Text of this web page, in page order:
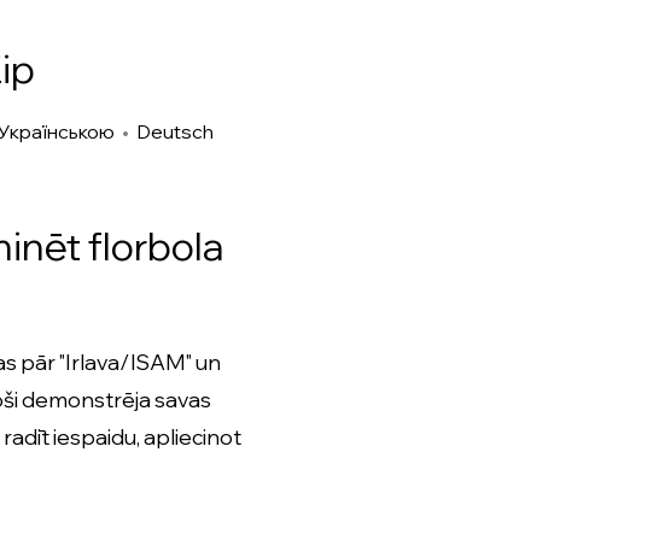
• Deutsch
florbola
pār "Irlava/ISAM" un
demonstrēja savas
iespaidu, apliecinot